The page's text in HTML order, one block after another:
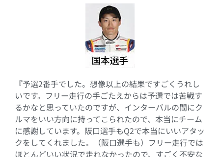
『予選2番手でした。想像以上の結果ですごくうれし
いです。フリー走行の手ごたえからは予選では苦戦す
るかなと思っていたのですが、インターバルの間にク
ルマをいい方向に持ってこられたので、本当にチーム
に感謝しています。阪口選手もQ2で本当にいいアタッ
クをしてくれました。（阪口選手も）フリー走行では
ほとんどいい状況で走れなかったので、すごく不安な